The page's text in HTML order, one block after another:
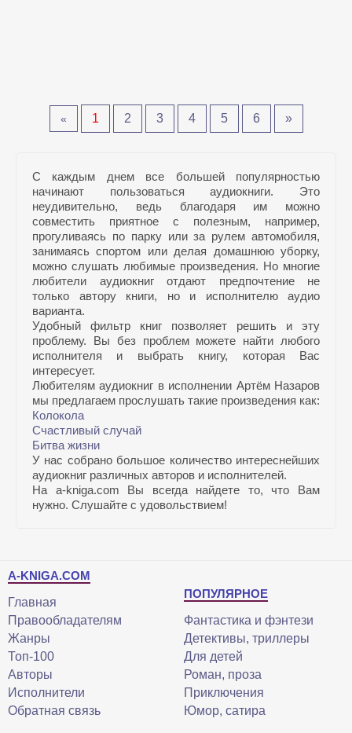
« 1 2 3 4 5 6 »
С каждым днем все большей популярностью
начинают пользоваться аудиокниги. Это
неудивительно, ведь благодаря им можно
совместить приятное с полезным, например,
прогуливаясь по парку или за рулем автомобиля,
занимаясь спортом или делая домашнюю уборку,
можно слушать любимые произведения. Но многие
любители аудиокниг отдают предпочтение не
только автору книги, но и исполнителю аудио
варианта.
Удобный фильтр книг позволяет решить и эту
проблему. Вы без проблем можете найти любого
исполнителя и выбрать книгу, которая Вас
интересует.
Любителям аудиокниг в исполнении Артём Назаров
мы предлагаем прослушать такие произведения как:
Колокола
Счастливый случай
Битва жизни
У нас собрано большое количество интереснейших
аудиокниг различных авторов и исполнителей.
На a-kniga.com Вы всегда найдете то, что Вам
нужно. Слушайте с удовольствием!
A-KNIGA.COM
Главная
Правообладателям
Жанры
Топ-100
Авторы
Исполнители
Обратная связь
ПОПУЛЯРНОЕ
Фантастика и фэнтези
Детективы, триллеры
Для детей
Роман, проза
Приключения
Юмор, сатира